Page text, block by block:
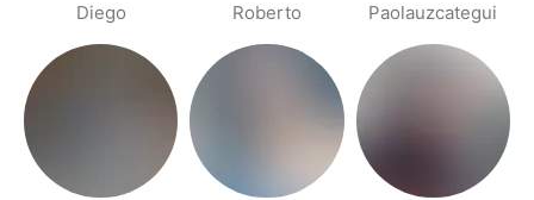
Diego Roberto Paolauzcategui